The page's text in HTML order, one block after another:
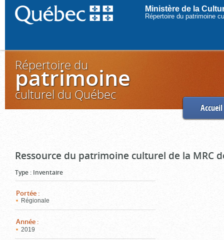
Ministère de la
Répertoire du patrimoine
Répertoire du
patrimoine
culturel du Québec
Accueil
Ressource du patrimoine culturel de la MRC
Type : Inventaire
Portée :
Régionale
Année :
2019